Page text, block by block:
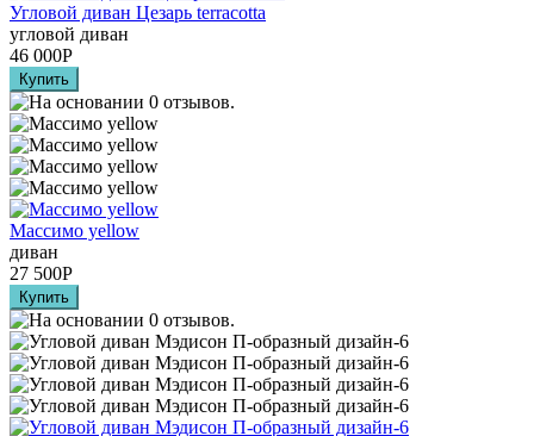
Угловой диван Цезарь terracotta
угловой диван
46 000Р
Массимо yellow
диван
27 500Р